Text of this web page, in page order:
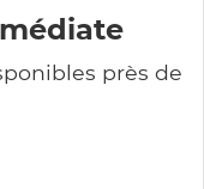
près de